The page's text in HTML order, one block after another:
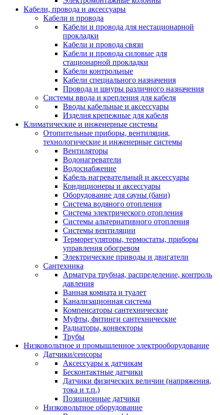
Кабели, провода и аксессуары
Кабели и провода
Кабели и провода для нестационарной
прокладки
Кабели и провода связи
Кабели и провода силовые для
стационарной прокладки
Кабели контрольные
Кабели специального назначения
Провода и шнуры различного назначения
Системы ввода и крепления для кабеля
Вводы кабельные и аксессуары
Изделия крепежные для кабеля
Климатические и инженерные системы
Отопительные приборы, вентиляция,
технологические и инженерные системы
Вентиляторы
Водонагреватели
Водоснабжение
Кабель нагревательный и аксессуары
Кондиционеры и аксессуары
Оборудование для сауны (бани)
Система водяного отопления
Система электрического отопления
Системы альтернативного отопления
Системы вентиляции
Терморегуляторы, термостаты, приборы
управления обогревом
Электрические приводы и двигатели
Сантехника
Арматура трубная, распределение, контроль
давления
Ванная комната и туалет
Канализационная система
Компенсаторы сантехнические
Муфты, фитинги сантехнические
Радиаторы, конвекторы
Трубы
Низковольтное и промышленное электрооборудование
Датчики/сенсоры
Аксессуары к датчикам
Бесконтактные датчики
Датчики физических величин (напряжения,
тока и т.п.)
Позиционные датчики
Низковольтное оборудование